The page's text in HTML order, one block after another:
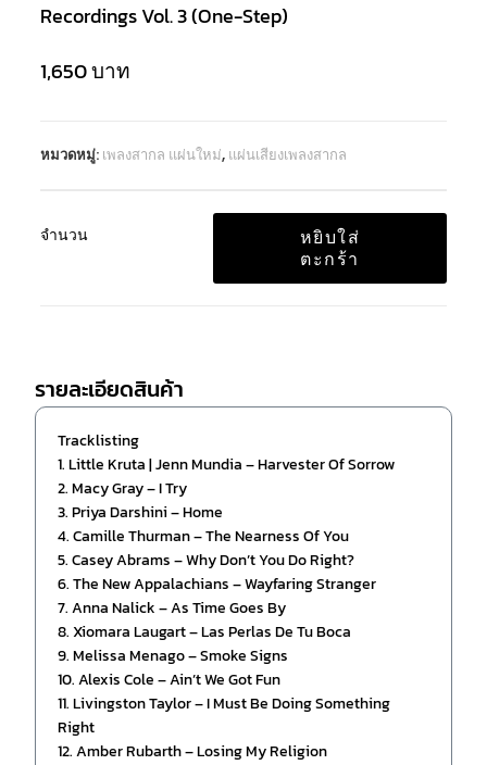
Recordings Vol. 3 (One-Step)
1,650บาท
หมวดหมู่: เพลงสากล แผ่นใหม่, แผ่นเสียงเพลงสากล
จำนวน
หยิบใส่
ตะกร้า
รายละเอียดสินค้า
Tracklisting
1. Little Kruta | Jenn Mundia – Harvester Of Sorrow
2. Macy Gray – I Try
3. Priya Darshini – Home
4. Camille Thurman – The Nearness Of You
5. Casey Abrams – Why Don’t You Do Right?
6. The New Appalachians – Wayfaring Stranger
7. Anna Nalick – As Time Goes By
8. Xiomara Laugart – Las Perlas De Tu Boca
9. Melissa Menago – Smoke Signs
10. Alexis Cole – Ain’t We Got Fun
11. Livingston Taylor – I Must Be Doing Something
Right
12. Amber Rubarth – Losing My Religion